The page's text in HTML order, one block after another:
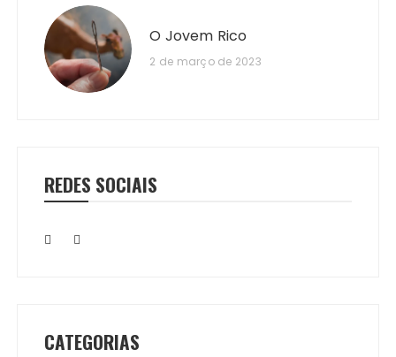
O Jovem Rico
2 de março de 2023
REDES SOCIAIS
CATEGORIAS